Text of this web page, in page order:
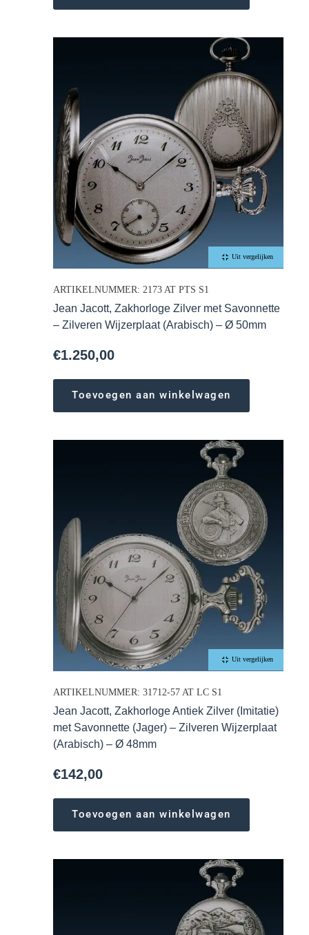
Uit vergelijken
ARTIKELNUMMER: 2173 AT PTS S1
Jean Jacott, Zakhorloge Zilver met Savonnette
– Zilveren Wijzerplaat (Arabisch) – Ø 50mm
€1.250,00
Toevoegen aan winkelwagen
Uit vergelijken
ARTIKELNUMMER: 31712-57 AT LC S1
Jean Jacott, Zakhorloge Antiek Zilver (Imitatie)
met Savonnette (Jager) – Zilveren Wijzerplaat
(Arabisch) – Ø 48mm
€142,00
Toevoegen aan winkelwagen